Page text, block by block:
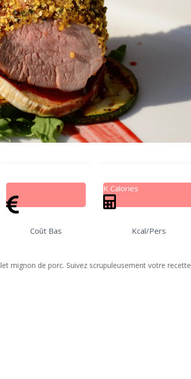
Coût Bas
K Calories
Kcal/Pers
mignon de porc. Suivez scrupuleusement votre